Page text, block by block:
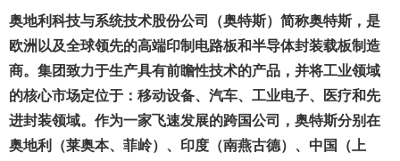
奥地利科技与系统技术股份公司（奥特斯）简称奥特斯，是
欧洲以及全球领先的高端印制电路板和半导体封装载板制造
商。集团致力于生产具有前瞻性技术的产品，并将工业领域
的核心市场定位于：移动设备、汽车、工业电子、医疗和先
进封装领域。作为一家飞速发展的跨国公司，奥特斯分别在
奥地利（莱奥本、菲岭）、印度（南燕古德）、中国（上